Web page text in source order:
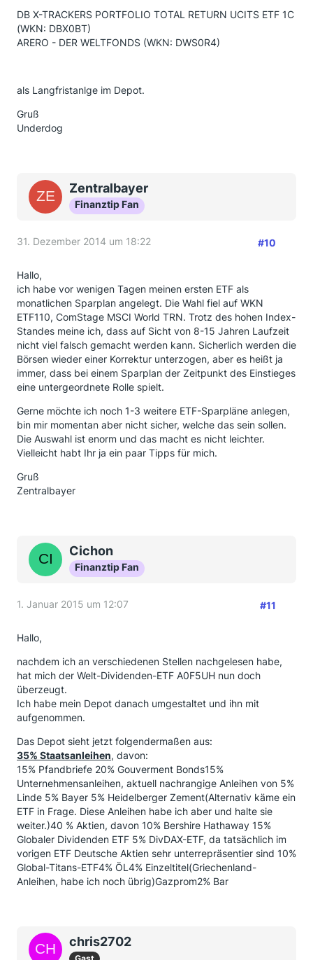
DB X-TRACKERS PORTFOLIO TOTAL RETURN UCITS ETF 1C
(WKN: DBX0BT)
ARERO - DER WELTFONDS (WKN: DWS0R4)
als Langfristanlge im Depot.
Gruß
Underdog
Zentralbayer
Finanztip Fan
31. Dezember 2014 um 18:22 #10
Hallo,
ich habe vor wenigen Tagen meinen ersten ETF als
monatlichen Sparplan angelegt. Die Wahl fiel auf WKN
ETF110, ComStage MSCI World TRN. Trotz des hohen Index-
Standes meine ich, dass auf Sicht von 8-15 Jahren Laufzeit
nicht viel falsch gemacht werden kann. Sicherlich werden die
Börsen wieder einer Korrektur unterzogen, aber es heißt ja
immer, dass bei einem Sparplan der Zeitpunkt des Einstieges
eine untergeordnete Rolle spielt.
Gerne möchte ich noch 1-3 weitere ETF-Sparpläne anlegen,
bin mir momentan aber nicht sicher, welche das sein sollen.
Die Auswahl ist enorm und das macht es nicht leichter.
Vielleicht habt Ihr ja ein paar Tipps für mich.
Gruß
Zentralbayer
Cichon
Finanztip Fan
1. Januar 2015 um 12:07 #11
Hallo,
nachdem ich an verschiedenen Stellen nachgelesen habe,
hat mich der Welt-Dividenden-ETF A0F5UH nun doch
überzeugt.
Ich habe mein Depot danach umgestaltet und ihn mit
aufgenommen.
Das Depot sieht jetzt folgendermaßen aus:
35% Staatsanleihen, davon:
15% Pfandbriefe 20% Gouverment Bonds15%
Unternehmensanleihen, aktuell nachrangige Anleihen von 5%
Linde 5% Bayer 5% Heidelberger Zement(Alternativ käme ein
ETF in Frage. Diese Anleihen habe ich aber und halte sie
weiter.)40 % Aktien, davon 10% Bershire Hathaway 15%
Globaler Dividenden ETF 5% DivDAX-ETF, da tatsächlich im
vorigen ETF Deutsche Aktien sehr unterrepräsentier sind 10%
Global-Titans-ETF4% ÖL4% Einzeltitel(Griechenland-
Anleihen, habe ich noch übrig)Gazprom2% Bar
chris2702